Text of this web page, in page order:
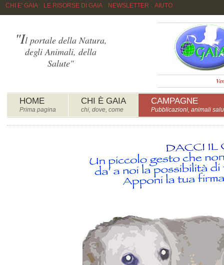
CHI E' GAIA:: LE RISORSE DI GAIA:: NEWSLETTER AIUTO
HOME
Prima pagina
CHI È GAIA
chi, dove, come
CAMPAGNE
Pubblicazioni, animali
"Il portale della Natura,
degli Animali, della
Salute"